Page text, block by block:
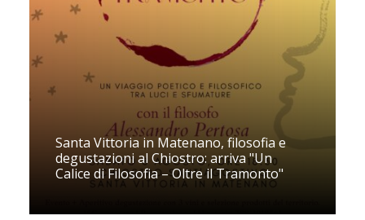
Santa Vittoria in Matenano, filosofia e
degustazioni al Chiostro: arriva "Un
Calice di Filosofia – Oltre il Tramonto"